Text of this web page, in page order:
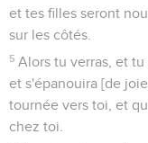
et tes filles seront
sur les côtés.
5 Alors tu verras, et
et s'épanouira [de
tournée vers toi, et
chez toi.